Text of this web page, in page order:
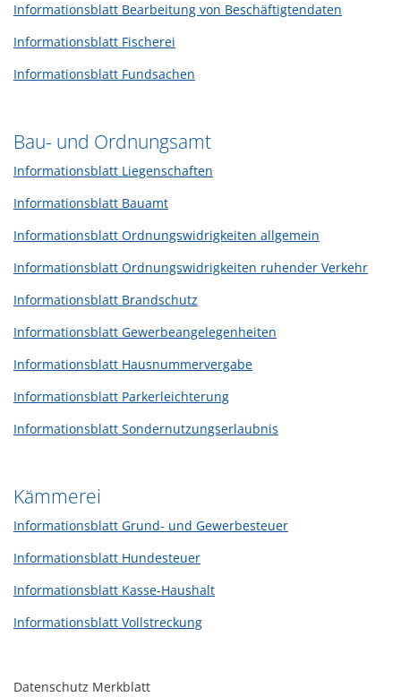
Informationsblatt Bearbeitung von Beschäftigtendaten
Informationsblatt Fischerei
Informationsblatt Fundsachen
Bau- und Ordnungsamt
Informationsblatt Liegenschaften
Informationsblatt Bauamt
Informationsblatt Ordnungswidrigkeiten allgemein
Informationsblatt Ordnungswidrigkeiten ruhender Verkehr
Informationsblatt Brandschutz
Informationsblatt Gewerbeangelegenheiten
Informationsblatt Hausnummervergabe
Informationsblatt Parkerleichterung
Informationsblatt Sondernutzungserlaubnis
Kämmerei
Informationsblatt Grund- und Gewerbesteuer
Informationsblatt Hundesteuer
Informationsblatt Kasse-Haushalt
Informationsblatt Vollstreckung
Datenschutz Merkblatt